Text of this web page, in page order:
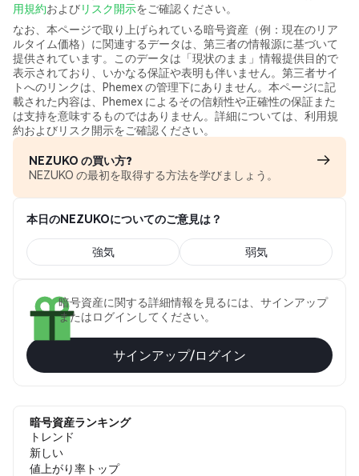
用規約およびリスク開示をご確認ください。
なお、本ページで取り上げられている暗号資産（例：現在のリア
ルタイム価格）に関連するデータは、第三者の情報源に基づいて
提供されています。このデータは「現状のまま」情報提供目的で
表示されており、いかなる保証や表明も伴いません。第三者サイ
トへのリンクは、Phemex の管理下にありません。本ページに記
載された内容は、Phemex によるその信頼性や正確性の保証また
は支持を意味するものではありません。詳細については、利用規
約およびリスク開示をご確認ください。
NEZUKO の買い方?
NEZUKO の最初を取得する方法を学びましょう。
本日のNEZUKOについてのご意見は？
強気 弱気
暗号資産に関する詳細情報を見るには、サインアップ
またはログインしてください。
サインアップ/ログイン
暗号資産ランキング
トレンド
新しい
値上がり率トップ